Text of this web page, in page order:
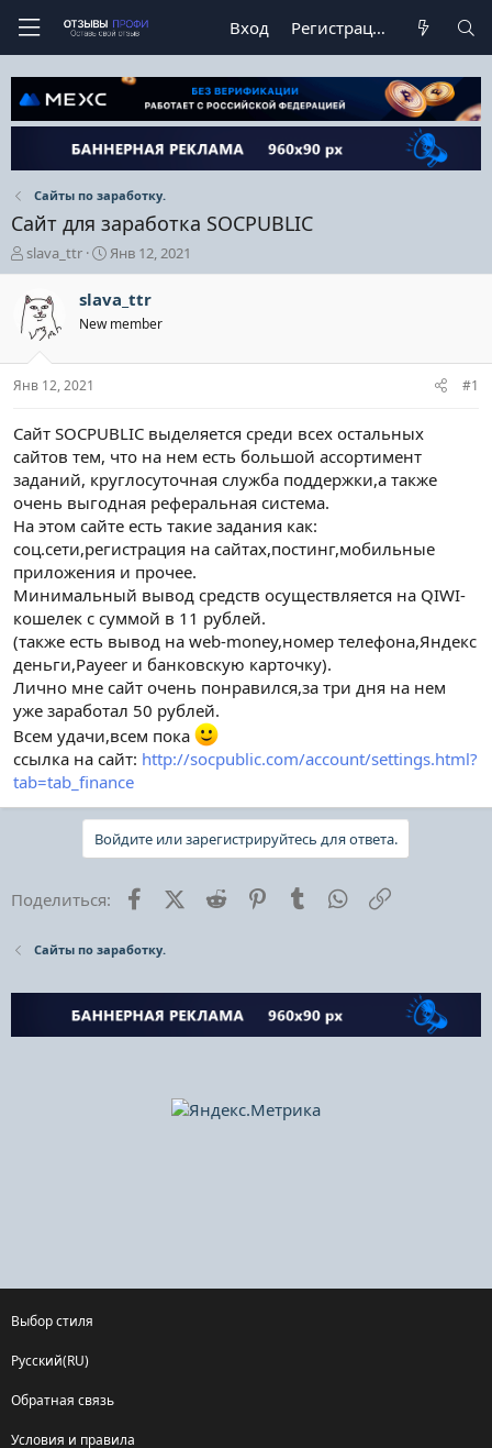
Вход Регистрация
Сайты по заработку.
Сайт для заработка SOCPUBLIC
А
в
т
о
р
е
м
slava_ttr
Д
а
а
н
ч
а
Янв 12, 2021
slava_ttr
New member
Янв 12, 2021 #1
Сайт SOCPUBLIC выделяется среди всех остальных
сайтов тем, что на нем есть большой ассортимент
заданий, круглосуточная служба поддержки,а также
очень выгодная реферальная система.
На этом сайте есть такие задания как:
соц.сети,регистрация на сайтах,постинг,мобильные
приложения и прочее.
Минимальный вывод средств осуществляется на QIWI-
кошелек с суммой в 11 рублей.
(также есть вывод на web-money,номер телефона,Яндекс
деньги,Payeer и банковскую карточку).
Лично мне сайт очень понравился,за три дня на нем
уже заработал 50 рублей.
Всем удачи,всем пока
ссылка на сайт: http://socpublic.com/account/settings.html?
tab=tab_finance
Войдите или зарегистрируйтесь для ответа.
Поделиться: FacebookX (Twitter)
Reddit PinterestTumblr WhatsApp
Сайты по заработку.
Выбор стиля
Русский(RU)
Обратная связь
Условия и правила